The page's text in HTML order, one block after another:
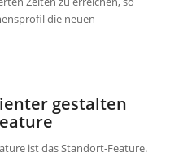
die neuen
gestalten
ist das Standort-Feature.